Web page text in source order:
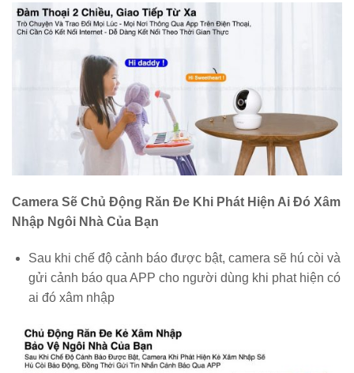
Camera Sẽ Chủ Động Răn Đe Khi Phát Hiện Ai Đó Xâm
Nhập Ngôi Nhà Của Bạn
Sau khi chế độ cảnh báo được bật, camera sẽ hú còi và
gửi cảnh báo qua APP cho người dùng khi phat hiện có
ai đó xâm nhập